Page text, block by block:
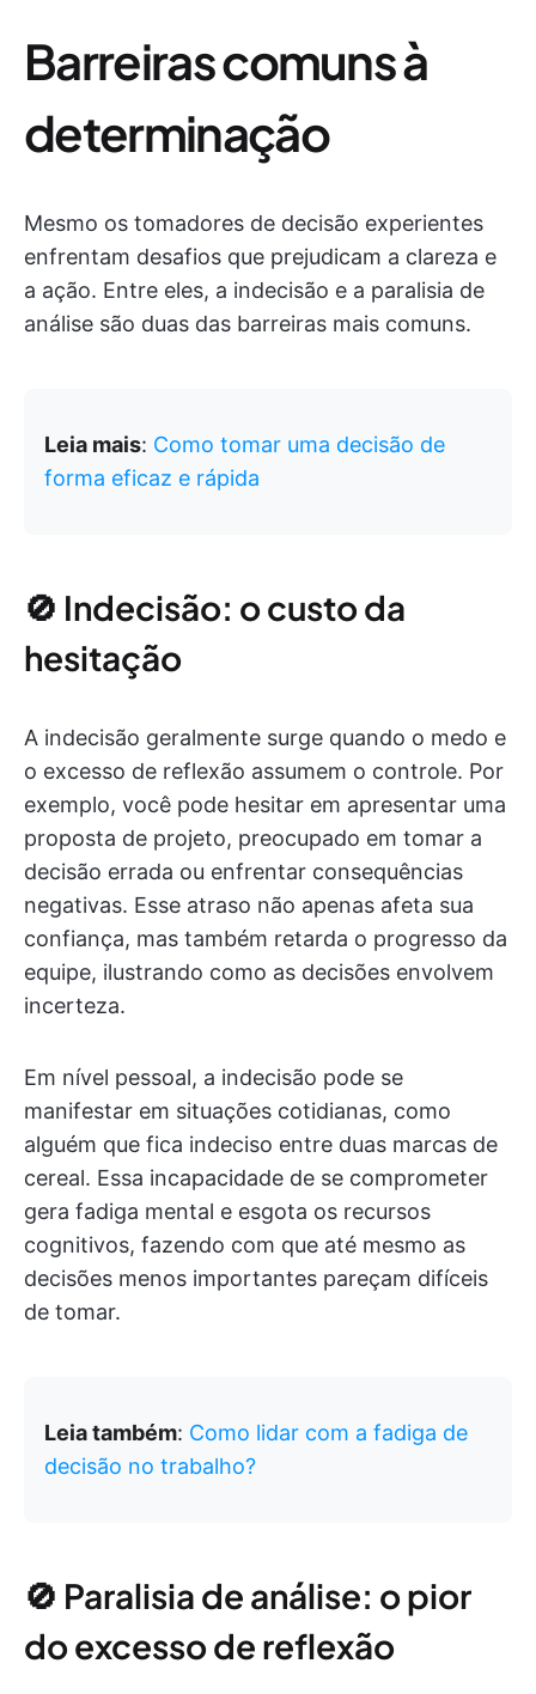
Barreiras comuns à
determinação
Mesmo os tomadores de decisão experientes
enfrentam desafios que prejudicam a clareza e
a ação. Entre eles, a indecisão e a paralisia de
análise são duas das barreiras mais comuns.
Leia mais: Como tomar uma decisão de
forma eficaz e rápida
🚫 Indecisão: o custo da
hesitação
A indecisão geralmente surge quando o medo e
o excesso de reflexão assumem o controle. Por
exemplo, você pode hesitar em apresentar uma
proposta de projeto, preocupado em tomar a
decisão errada ou enfrentar consequências
negativas. Esse atraso não apenas afeta sua
confiança, mas também retarda o progresso da
equipe, ilustrando como as decisões envolvem
incerteza.
Em nível pessoal, a indecisão pode se
manifestar em situações cotidianas, como
alguém que fica indeciso entre duas marcas de
cereal. Essa incapacidade de se comprometer
gera fadiga mental e esgota os recursos
cognitivos, fazendo com que até mesmo as
decisões menos importantes pareçam difíceis
de tomar.
Leia também: Como lidar com a fadiga de
decisão no trabalho?
🚫 Paralisia de análise: o pior
do excesso de reflexão